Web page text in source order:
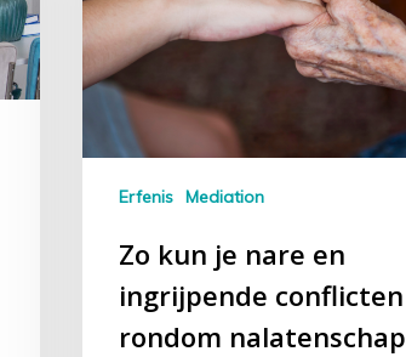
Erfenis Mediation
Zo kun je nare en
ingrijpende conflicten
rondom nalatenschap